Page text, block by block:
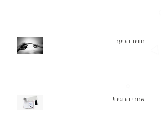
חווית הפער
אחרי החגים!